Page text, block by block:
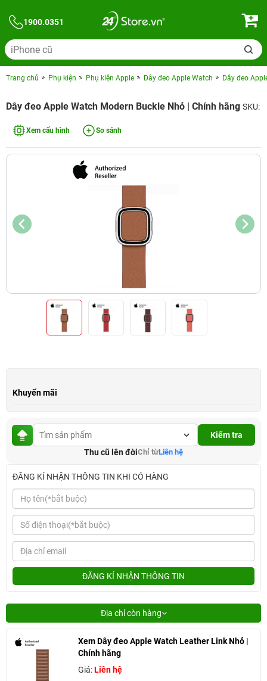
1900.0351
Trang chủ Phụ kiện Phụ kiện Apple Dây đeo Apple Watch Dây đeo
Dây đeo Apple Watch Modern Buckle Nhỏ | Chính hãng SKU:
Xem cấu hình So sánh
Khuyến mãi
Kiểm tra
Thu cũ lên đờiChỉ từLiên hệ
ĐĂNG KÍ NHẬN THÔNG TIN KHI CÓ HÀNG
ĐĂNG KÍ NHẬN THÔNG TIN
Địa chỉ còn hàng
Xem Dây đeo Apple Watch Leather Link Nhỏ |
Chính hãng
Giá:Liên hệ